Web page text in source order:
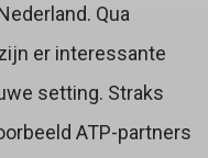
Qua
er interessante
setting. Straks
ATP-partners